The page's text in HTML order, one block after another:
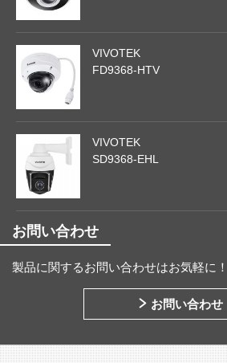
VIVOTEK
FD9368-HTV
VIVOTEK
SD9368-EHL
お問い合わせ
製品に関するお問い合わせはお気軽に！
お問い合わせ